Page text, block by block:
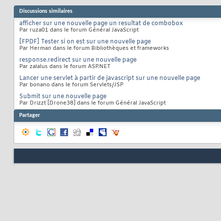
Discussions similaires
afficher sur une nouvelle page un resultat de combobox
Par ruza01 dans le forum Général JavaScript
[FPDF] Tester si on est sur une nouvelle page
Par Herman dans le forum Bibliothèques et frameworks
response.redirect sur une nouvelle page
Par zalalus dans le forum ASP.NET
Lancer une servlet à partir de javascript sur une nouvelle page
Par bonano dans le forum Servlets/JSP
Submit sur une nouvelle page
Par Drizzt [Drone38] dans le forum Général JavaScript
Partager